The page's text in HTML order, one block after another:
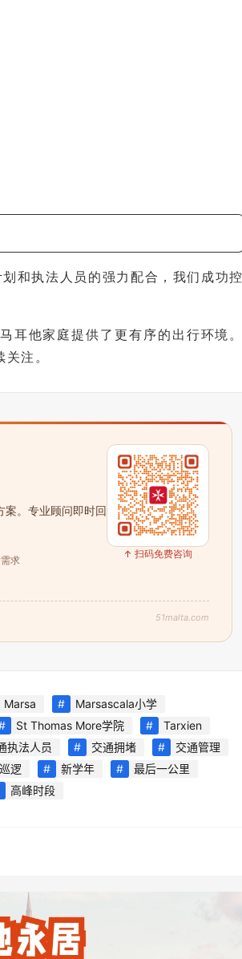
和执法人员的强力配合，我们成功
耳他家庭提供了更有序的出行环境
注。
案。专业顾问即时回
求 ↑ 扫码免费咨询
51malta.com
Marsa
Marsascala小学
St Thomas More学院
Tarxien
执法人员 交通拥堵
交通管理
逻 新学年
最后一公里
高峰时段